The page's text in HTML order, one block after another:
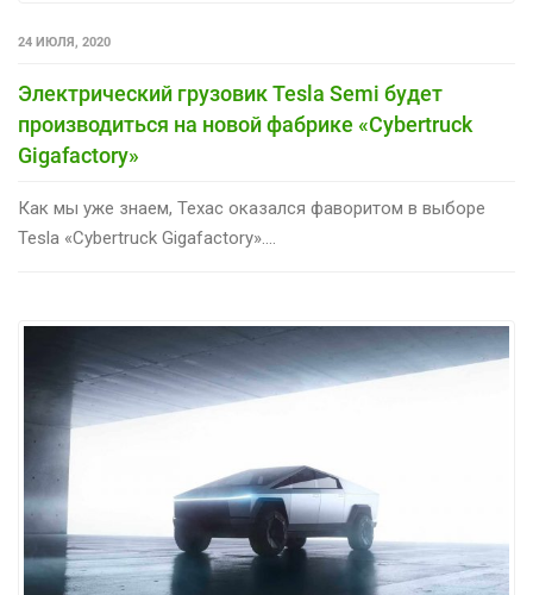
24 ИЮЛЯ, 2020
Электрический грузовик Tesla Semi будет
производиться на новой фабрике «Cybertruck
Gigafactory»
Как мы уже знаем, Техас оказался фаворитом в выборе
Tesla «Cybertruck Gigafactory»....